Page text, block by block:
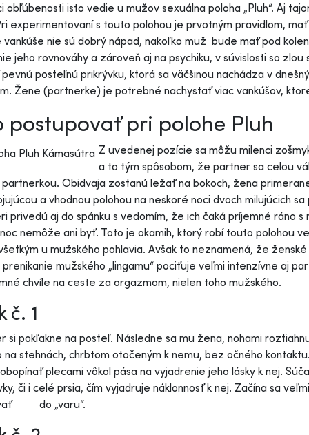
obľúbenosti isto vedie u mužov sexuálna poloha „Pluh“. Aj
experimentovaní s touto polohou je prvotným pravidlom,
vankúše nie sú dobrý nápad, nakoľko muž bude mať pod
jeho rovnováhy a zároveň aj na psychiku, v súvislosti so
posteľnú prikrývku, ktorá sa väčšinou nachádza v
Žene (partnerke) je potrebné nachystať viac vankúšov,
postupovať pri polohe Pluh
Z uvedenej pozície sa môžu milenci
a to tým spôsobom, že partner sa celou
partnerkou. Obidvaja zostanú ležať na bokoch, žena
a vhodnou polohou na neskoré noci dvoch milujúcich
privedú aj do spánku s vedomím, že ich čaká príjemné ráno s
nemôže ani byť. Toto je okamih, ktorý robí touto polohou
u mužského pohlavia. Avšak to neznamená, že
prenikanie mužského „lingamu“ pociťuje veľmi intenzívne aj
chvíle na ceste za orgazmom, nielen toho mužského.
č. 1
si pokľakne na posteľ. Následne sa mu žena, nohami
na stehnách, chrbtom otočeným k nemu, bez očného
plecami vôkol pása na vyjadrenie jeho lásky k nej.
či i celé prsia, čím vyjadruje náklonnosť k nej. Začína sa
do „varu“.